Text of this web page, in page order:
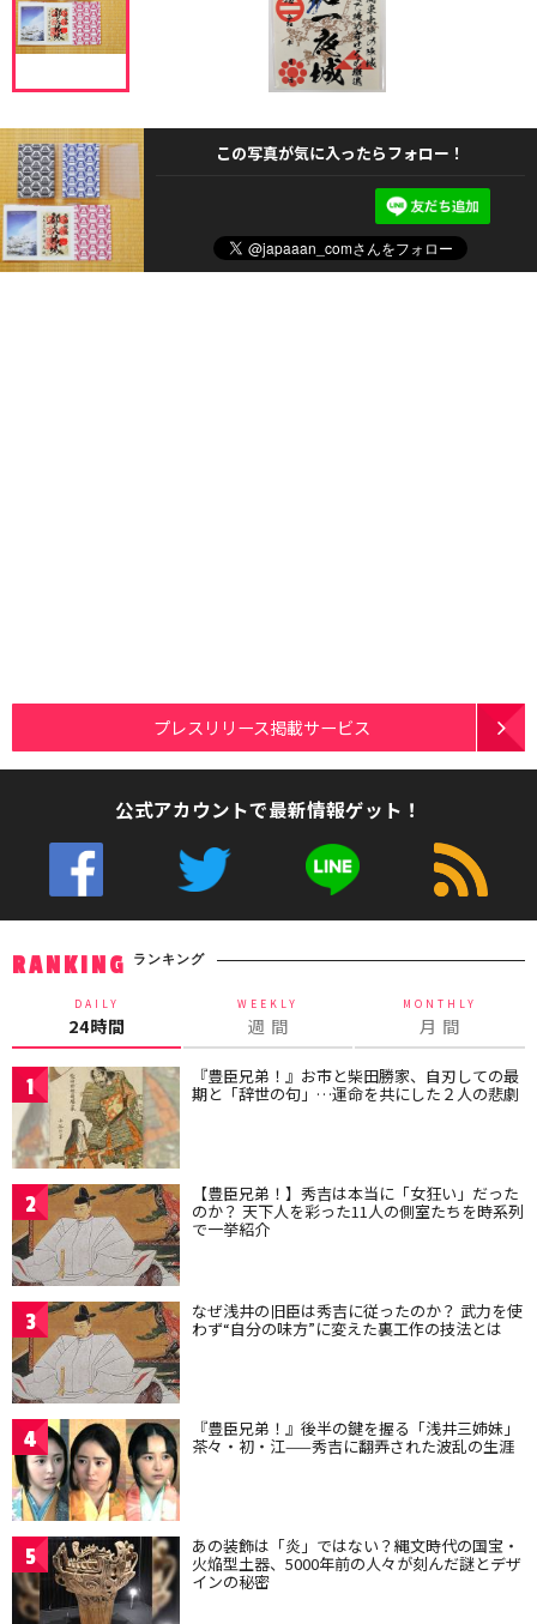
この写真が気に入ったらフォロー！
プレスリリース掲載サービス
公式アカウントで最新情報ゲット！
RANKING ランキング
DAILY
24時間
WEEKLY
週 間
MONTHLY
月 間
1 『豊臣兄弟！』お市と柴田勝家、自刃しての最
期と「辞世の句」…運命を共にした２人の悲劇
2 【豊臣兄弟！】秀吉は本当に「女狂い」だった
のか？ 天下人を彩った11人の側室たちを時系列
で一挙紹介
3 なぜ浅井の旧臣は秀吉に従ったのか？ 武力を使
わず“自分の味方”に変えた裏工作の技法とは
4 『豊臣兄弟！』後半の鍵を握る「浅井三姉妹」
茶々・初・江——秀吉に翻弄された波乱の生涯
5 あの装飾は「炎」ではない？縄文時代の国宝・
火焔型土器、5000年前の人々が刻んだ謎とデザ
インの秘密